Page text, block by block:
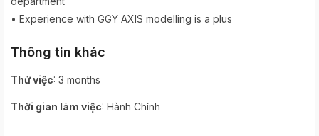
• Experience with GGY AXIS modelling is a plus
Thông tin khác
Thử việc: 3 months
Thời gian làm việc: Hành Chính